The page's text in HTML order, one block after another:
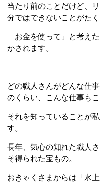
当たり前のことだけど、
分ではできないことがた
「お金を使って」と考え
かされます。
どの職人さんがどんな仕
のくらい、こんな仕事も
それを知っていることが
す。
長年、気心の知れた職人
そ得られた宝もの。
おきゃくさまからは「水